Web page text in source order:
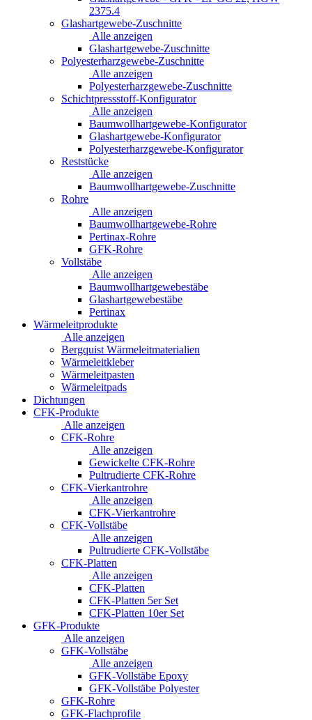
2375.4
Glashartgewebe-Zuschnitte
Alle anzeigen
Glashartgewebe-Zuschnitte
Polyesterharzgewebe-Zuschnitte
Alle anzeigen
Polyesterharzgewebe-Zuschnitte
Schichtpressstoff-Konfigurator
Alle anzeigen
Baumwollhartgewebe-Konfigurator
Glashartgewebe-Konfigurator
Polyesterharzgewebe-Konfigurator
Reststücke
Alle anzeigen
Baumwollhartgewebe-Zuschnitte
Rohre
Alle anzeigen
Baumwollhartgewebe-Rohre
Pertinax-Rohre
GFK-Rohre
Vollstäbe
Alle anzeigen
Baumwollhartgewebestäbe
Glashartgewebestäbe
Pertinax
Wärmeleitprodukte
Alle anzeigen
Bergquist Wärmeleitmaterialien
Wärmeleitkleber
Wärmeleitpasten
Wärmeleitpads
Dichtungen
CFK-Produkte
Alle anzeigen
CFK-Rohre
Alle anzeigen
Gewickelte CFK-Rohre
Pultrudierte CFK-Rohre
CFK-Vierkantrohre
Alle anzeigen
CFK-Vierkantrohre
CFK-Vollstäbe
Alle anzeigen
Pultrudierte CFK-Vollstäbe
CFK-Platten
Alle anzeigen
CFK-Platten
CFK-Platten 5er Set
CFK-Platten 10er Set
GFK-Produkte
Alle anzeigen
GFK-Vollstäbe
Alle anzeigen
GFK-Vollstäbe Epoxy
GFK-Vollstäbe Polyester
GFK-Rohre
GFK-Flachprofile